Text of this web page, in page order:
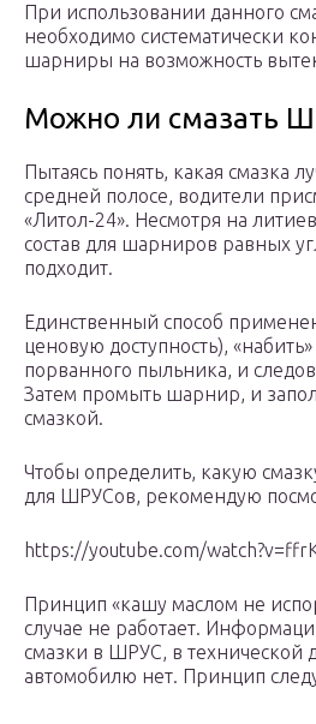
При использовании данного
необходимо систематически
шарниры на возможность
Можно ли смазать
Пытаясь понять, какая смазка
средней полосе, водители
«Литол-24». Несмотря на
состав для шарниров равных
подходит.
Единственный способ
ценовую доступность),
порванного пыльника, и
Затем промыть шарнир, и
смазкой.
Чтобы определить, какую
для ШРУСов, рекомендую
https://youtube.com/
Принцип «кашу маслом не
случае не работает.
смазки в ШРУС, в технической
автомобилю нет. Принцип